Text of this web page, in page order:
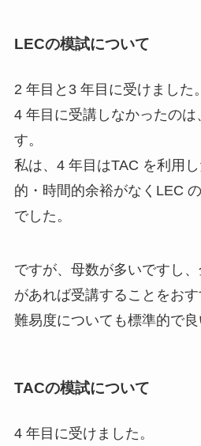
LECの模試について
2 年⽬と3 年⽬に受けました。
4 年⽬に受講しなかったのは
す。
私は、4 年⽬はTAC を利⽤
的・時間的余裕がなくLEC
でした。
ですが、⺟数が多いですし
があれば受講することをおす
難易度についても標準的で良
TACの模試について
4 年⽬に受けました。